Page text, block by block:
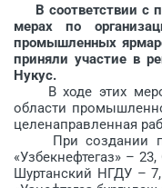
В соответствии с
мерах по
промышленных
приняли участие в
Нукус.
В ходе этих
области
целенаправленная
При создании
«Узбекнефтегаз» –
Шуртанский НГДУ –